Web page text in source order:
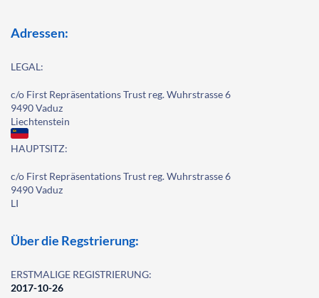
Adressen:
LEGAL:
c/o First Repräsentations Trust reg. Wuhrstrasse 6
9490 Vaduz
Liechtenstein
HAUPTSITZ:
c/o First Repräsentations Trust reg. Wuhrstrasse 6
9490 Vaduz
LI
Über die Regstrierung:
ERSTMALIGE REGISTRIERUNG:
2017-10-26